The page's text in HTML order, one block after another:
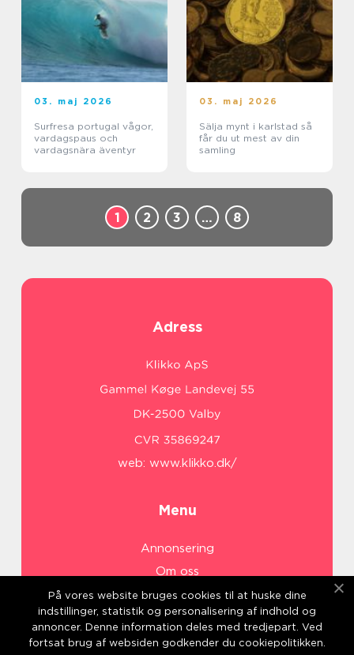
03. maj 2026
Surfresa portugal vågor,
vardagspaus och
vardagsnära äventyr
03. maj 2026
Sälja mynt i karlstad så
får du ut mest av din
samling
1 2 3 … 8
Adress
web: www.klikko.dk/
Menu
Annonsering
Om oss
Cookies
Kontakta oss
Sitemap
På vores website bruges cookies til at huske dine
indstillinger, statistik og personalisering af indhold og
annoncer. Denne information deles med tredjepart. Ved
fortsat brug af websiden godkender du cookiepolitikken.